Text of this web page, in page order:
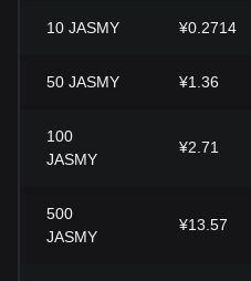
10 JASMY ¥0.2714
50 JASMY ¥1.36
100
JASMY
¥2.71
500
JASMY
¥13.57